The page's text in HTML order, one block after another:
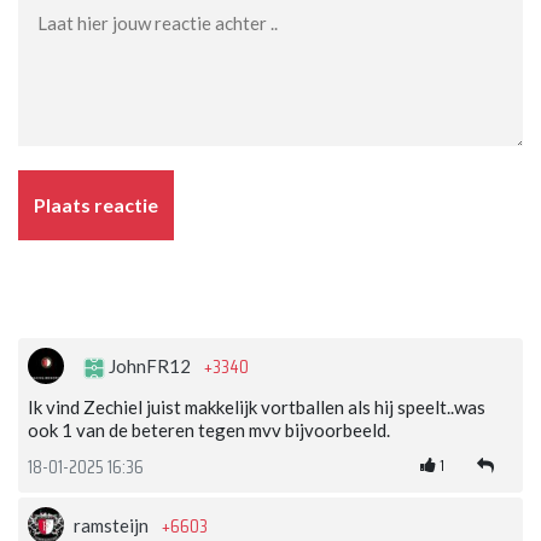
Plaats reactie
JohnFR12 +3340
Ik vind Zechiel juist makkelijk vortballen als hij speelt..was
ook 1 van de beteren tegen mvv bijvoorbeeld.
18-01-2025 16:36 1
ramsteijn +6603